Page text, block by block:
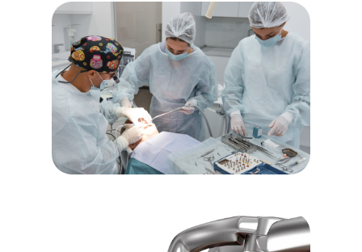
Таким образом Вы получаете
возможность наслаждаться улыбкой
своей мечты уже через пару часов
после протезирования.